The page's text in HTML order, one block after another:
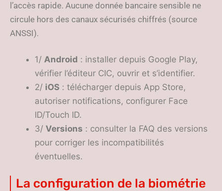
l’accès rapide. Aucune donnée bancaire sensible ne
circule hors des canaux sécurisés chiffrés (source
ANSSI).
1/ Android : installer depuis Google Play,
vérifier l’éditeur CIC, ouvrir et s’identifier.
2/ iOS : télécharger depuis App Store,
autoriser notifications, configurer Face
ID/Touch ID.
3/ Versions : consulter la FAQ des versions
pour corriger les incompatibilités
éventuelles.
La configuration de la biométrie